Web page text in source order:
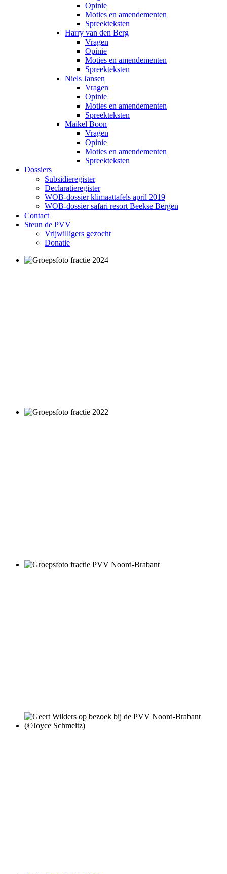
Opinie
Moties en amendementen
Spreekteksten
Harry van den Berg
Vragen
Opinie
Moties en amendementen
Spreekteksten
Niels Jansen
Vragen
Opinie
Moties en amendementen
Spreekteksten
Maikel Boon
Vragen
Opinie
Moties en amendementen
Spreekteksten
Dossiers
Subsidieregister
Declaratieregister
WOB-dossier klimaattafels april 2019
WOB-dossier safari resort Beekse Bergen
Contact
Steun de PVV
Vrijwilligers gezocht
Donatie